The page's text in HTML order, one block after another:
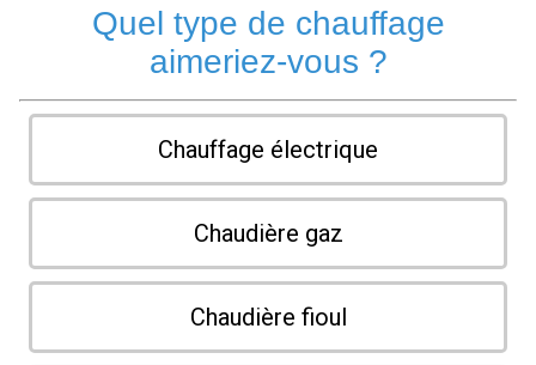
Quel type de chauffage
aimeriez-vous ?
Chauffage électrique
Chaudière gaz
Chaudière fioul